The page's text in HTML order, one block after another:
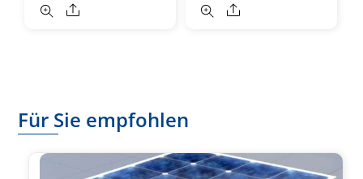
Share Share
Für Sie empfohlen